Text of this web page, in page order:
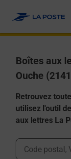
Boîtes aux
Ouche
Retrouvez
utilisez l'outil
aux lettres La
Ville,